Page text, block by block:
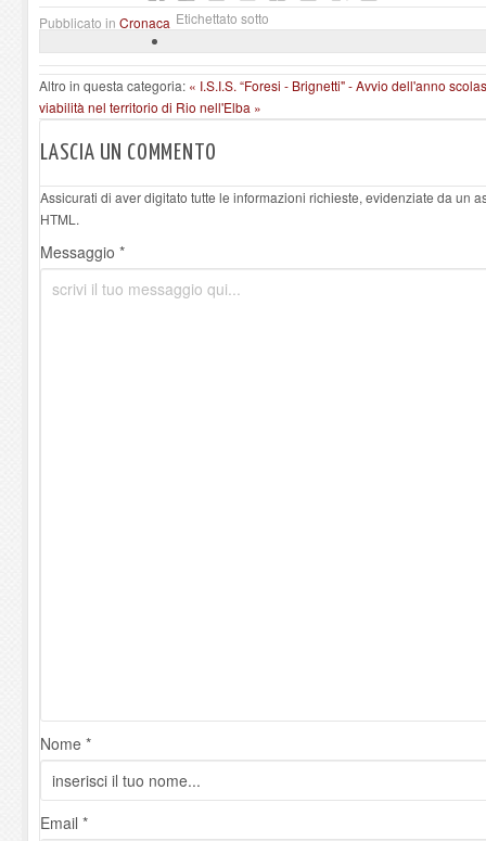
Pubblicato in Cronaca Etichettato sotto
Altro in questa categoria: « I.S.I.S. “Foresi - Brignetti" - Avvio dell'anno
viabilità nel territorio di Rio nell'Elba »
LASCIA UN COMMENTO
Assicurati di aver digitato tutte le informazioni richieste, evidenziate da un
HTML.
Messaggio *
Nome *
Email *